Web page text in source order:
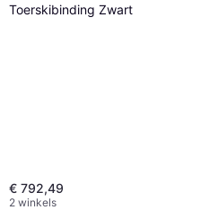
Toerskibinding Zwart
€ 792,49
2 winkels